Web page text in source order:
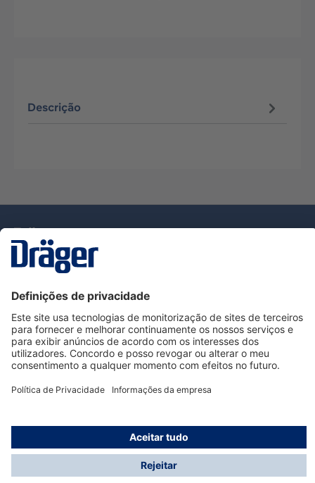
Descrição
Serviço de Apoio ao Cliente Dräger
Utilização da loja
Informações
© Dräger Portugal, Lda, 2024
* Todos os preços excl. IVA mais
possíveis taxas de entrega, se não for indicado o